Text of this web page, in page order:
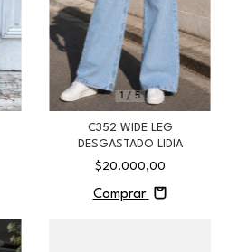
1 / 5
C352 WIDE LEG
DESGASTADO LIDIA
$20.000,00
Comprar